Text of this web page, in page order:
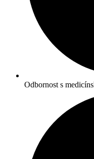
Odbornost s